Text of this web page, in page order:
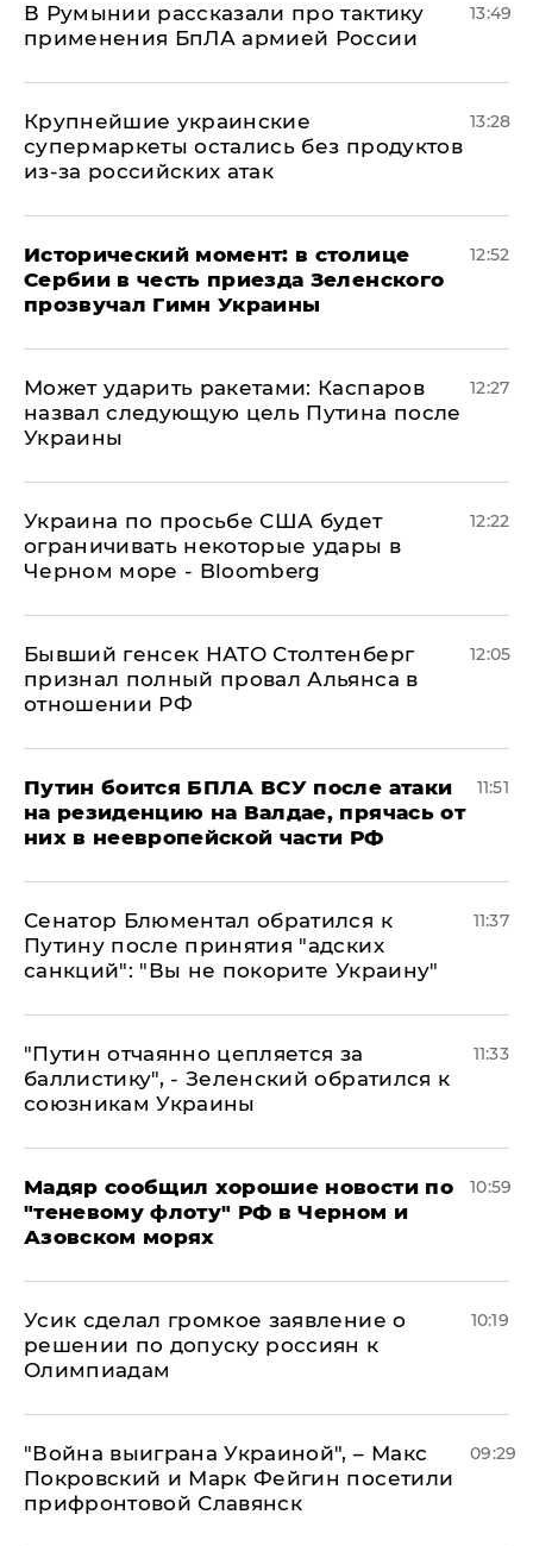
В Румынии рассказали про тактику
применения БпЛА армией России
13:49
Крупнейшие украинские
супермаркеты остались без продуктов
из-за российских атак
13:28
Исторический момент: в столице
Сербии в честь приезда Зеленского
прозвучал Гимн Украины
12:52
Может ударить ракетами: Каспаров
назвал следующую цель Путина после
Украины
12:27
Украина по просьбе США будет
ограничивать некоторые удары в
Черном море - Bloomberg
12:22
Бывший генсек НАТО Столтенберг
признал полный провал Альянса в
отношении РФ
12:05
Путин боится БПЛА ВСУ после атаки
на резиденцию на Валдае, прячась от
них в неевропейской части РФ
11:51
Сенатор Блюментал обратился к
Путину после принятия "адских
санкций": "Вы не покорите Украину"
11:37
"Путин отчаянно цепляется за
баллистику", - Зеленский обратился к
союзникам Украины
11:33
Мадяр сообщил хорошие новости по
"теневому флоту" РФ в Черном и
Азовском морях
10:59
Усик сделал громкое заявление о
решении по допуску россиян к
Олимпиадам
10:19
"Война выиграна Украиной", – Макс
Покровский и Марк Фейгин посетили
прифронтовой Славянск
09:29